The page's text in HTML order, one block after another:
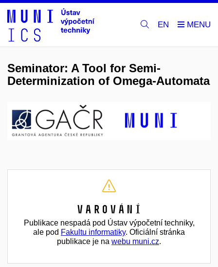
EN
Seminator: A Tool for Semi-
Determinization of Omega-Automata
Varování
Publikace nespadá pod Ústav výpočetní techniky,
ale pod Fakultu informatiky. Oficiální stránka
publikace je na webu muni.cz.